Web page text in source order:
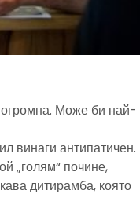
огромна. Може би най-
винаги антипатичен.
„голям“ почине,
дитирамба, която